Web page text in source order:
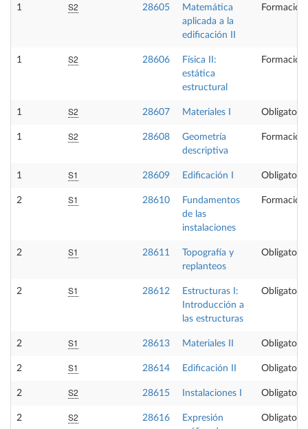
1 S2 28605
Matemática
aplicada a la
edificación II
Formación
1 S2 28606
Física II:
estática
estructural
Formación
1 S2 28607 Materiales I Obligatoria
1 S2 28608
Geometría
descriptiva
Formación
1 S1 28609 Edificación I Obligatoria
2 S1 28610
Fundamentos
de las
instalaciones
Formación
2 S1 28611
Topografía y
replanteos
Obligatoria
2 S1 28612
Estructuras I:
Introducción a
las estructuras
Obligatoria
2 S1 28613 Materiales II Obligatoria
2 S1 28614 Edificación II Obligatoria
2 S2 28615 Instalaciones I Obligatoria
2 S2 28616
Expresión
Obligatoria